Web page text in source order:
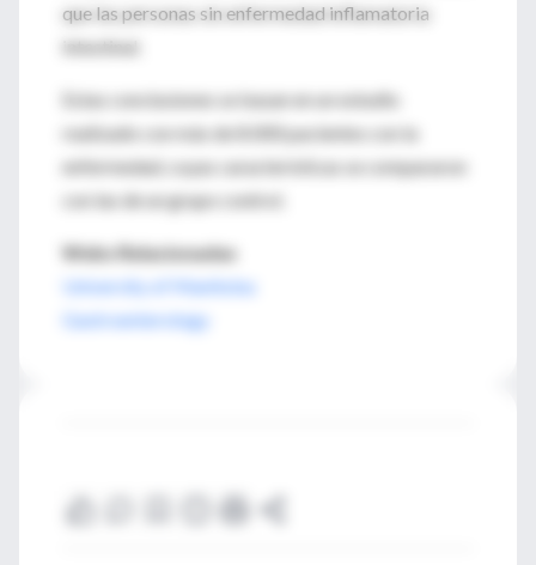
que las personas sin enfermedad inflamatoria
intestinal.
Estas conclusiones se basan en un estudio
realizado con más de 8.000 pacientes con la
enfermedad, cuyas características se compararon
con las de un grupo control.
Webs Relacionadas
University of Manitoba
Gastroenterology